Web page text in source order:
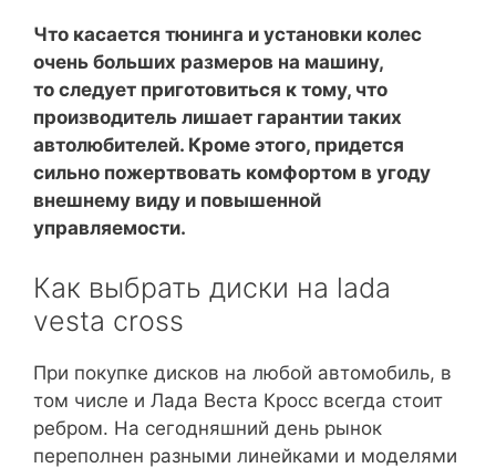
Что касается тюнинга и установки колес
очень больших размеров на машину,
то следует приготовиться к тому, что
производитель лишает гарантии таких
автолюбителей. Кроме этого, придется
сильно пожертвовать комфортом в угоду
внешнему виду и повышенной
управляемости.
Как выбрать диски на lada
vesta cross
При покупке дисков на любой автомобиль, в
том числе и Лада Веста Кросс всегда стоит
ребром. На сегодняшний день рынок
переполнен разными линейками и моделями